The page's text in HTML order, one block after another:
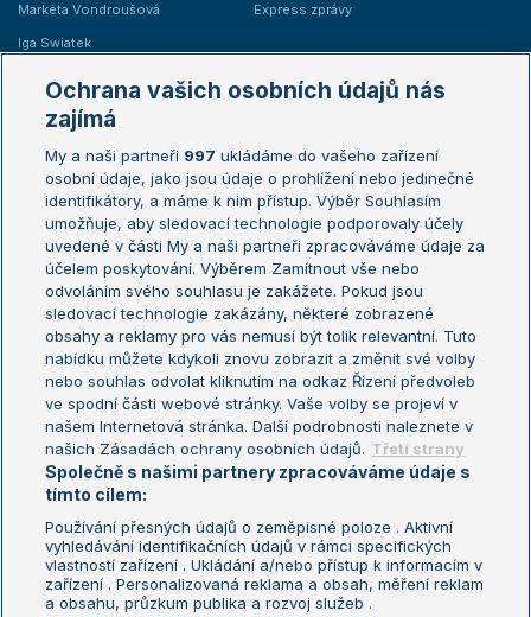
Markéta Vondroušová
Iga Swiatek
Express zprávy
Žebříčky
Žebříček ATP (muži)
Žebříček WTA (ženy)
Sázkařský žebříček
Australian Open
French Open
Wimbledon
US Open
Turnaj mistrů
Turnaj mistryň
Aktualní trendy
Fotbalové přestupy
Livesport Daily
LS Prague Open
Podmínky užití
Nastavení soukromí
GDPR a žurnalistika
Reklama
Informace o zpracování osobních
Ochrana vašich osobních údajů nás
zajímá
My a naši partneři 997 ukládáme do vašeho zařízení
osobní údaje, jako jsou údaje o prohlížení nebo jedinečné
identifikátory, a máme k nim přístup. Výběr Souhlasím
umožňuje, aby sledovací technologie podporovaly účely
uvedené v části My a naši partneři zpracováváme údaje za
účelem poskytování. Výběrem Zamítnout vše nebo
odvoláním svého souhlasu je zakážete. Pokud jsou
sledovací technologie zakázány, některé zobrazené
obsahy a reklamy pro vás nemusí být tolik relevantní. Tuto
nabídku můžete kdykoli znovu zobrazit a změnit své volby
nebo souhlas odvolat kliknutím na odkaz Řízení předvoleb
ve spodní části webové stránky. Vaše volby se projeví v
našem Internetová stránka. Další podrobnosti naleznete v
našich Zásadách ochrany osobních údajů. Třetí strany
Společně s našimi partnery zpracováváme údaje s
tímto cílem:
Používání přesných údajů o zeměpisné poloze . Aktivní
vyhledávání identifikačních údajů v rámci specifických
vlastností zařízení . Ukládání a/nebo přístup k informacím v
zařízení . Personalizovaná reklama a obsah, měření reklam
a obsahu, průzkum publika a rozvoj služeb .